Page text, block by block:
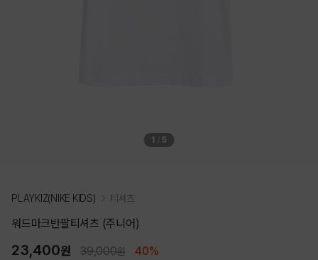
1 5
PLAYKIZ(NIKE KIDS) 티셔츠
워드마크반팔티셔츠 (주니어)
23,400원 39,000원 40%